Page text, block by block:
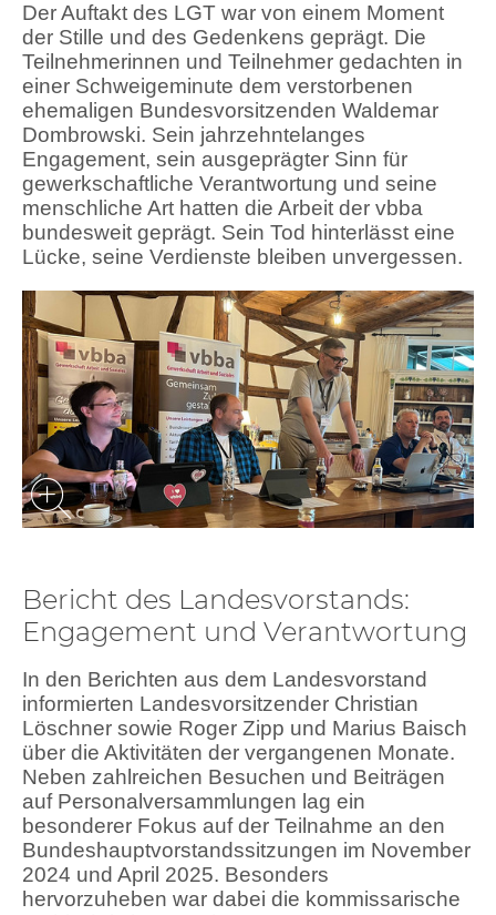
Der Auftakt des LGT war von einem Moment
der Stille und des Gedenkens geprägt. Die
Teilnehmerinnen und Teilnehmer gedachten in
einer Schweigeminute dem verstorbenen
ehemaligen Bundesvorsitzenden Waldemar
Dombrowski. Sein jahrzehntelanges
Engagement, sein ausgeprägter Sinn für
gewerkschaftliche Verantwortung und seine
menschliche Art hatten die Arbeit der vbba
bundesweit geprägt. Sein Tod hinterlässt eine
Lücke, seine Verdienste bleiben unvergessen.
Bericht des Landesvorstands:
Engagement und Verantwortung
In den Berichten aus dem Landesvorstand
informierten Landesvorsitzender Christian
Löschner sowie Roger Zipp und Marius Baisch
über die Aktivitäten der vergangenen Monate.
Neben zahlreichen Besuchen und Beiträgen
auf Personalversammlungen lag ein
besonderer Fokus auf der Teilnahme an den
Bundeshauptvorstandssitzungen im November
2024 und April 2025. Besonders
hervorzuheben war dabei die kommissarische